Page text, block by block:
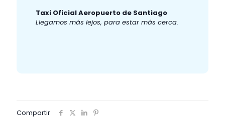
Taxi Oficial Aeropuerto de Santiago
Llegamos más lejos, para estar más cerca.
Compartir